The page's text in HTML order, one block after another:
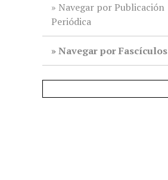
Navegar por Publicación
Periódica
Navegar por Fascículos